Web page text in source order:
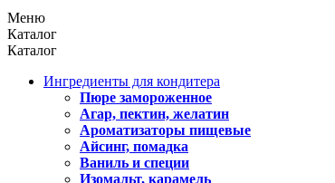
Меню
Каталог
Каталог
Ингредиенты для кондитера
Пюре замороженное
Агар, пектин, желатин
Ароматизаторы пищевые
Айсинг, помадка
Ваниль и специи
Изомальт, карамель